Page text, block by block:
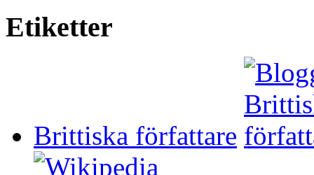
Etiketter
Brittiska författare